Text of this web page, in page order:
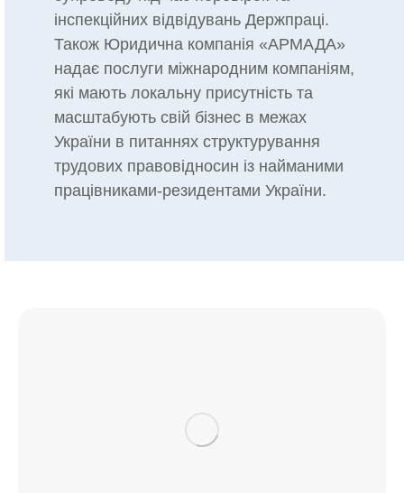
інспекційних відвідувань Держпраці.
Також Юридична компанія «АРМАДА»
надає послуги міжнародним компаніям,
які мають локальну присутність та
масштабують свій бізнес в межах
України в питаннях структурування
трудових правовідносин із найманими
працівниками-резидентами України.